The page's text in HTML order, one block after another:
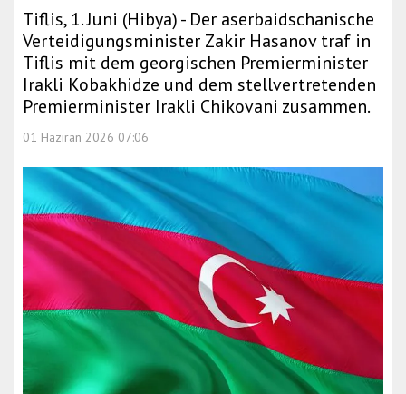
Tiflis, 1. Juni (Hibya) - Der aserbaidschanische
Verteidigungsminister Zakir Hasanov traf in
Tiflis mit dem georgischen Premierminister
Irakli Kobakhidze und dem stellvertretenden
Premierminister Irakli Chikovani zusammen.
01 Haziran 2026 07:06